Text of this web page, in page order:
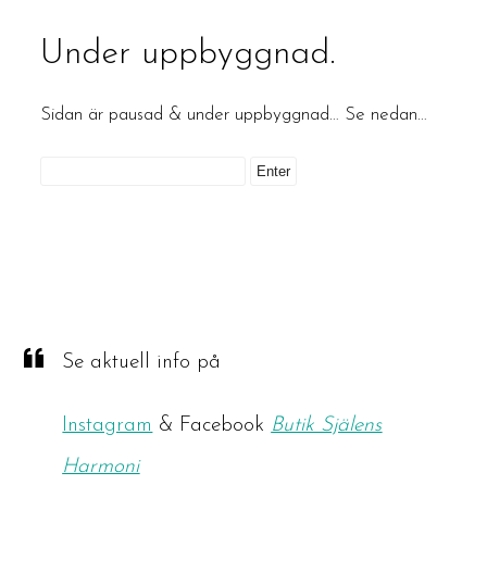
Under uppbyggnad.
Sidan är pausad & under uppbyggnad… Se nedan…
Se aktuell info på
Instagram & Facebook Butik Själens
Harmoni